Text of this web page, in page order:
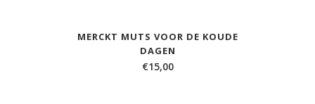
MERCKT MUTS VOOR DE KOUDE
DAGEN
€15,00